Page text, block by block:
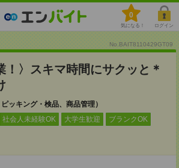
0
気になる！ ログイン
No.BAIT8110429GT09
！〉スキマ時間にサクッと＊
ッキング・検品、商品管理）
社会人未経験OK 大学生歓迎 ブランクOK